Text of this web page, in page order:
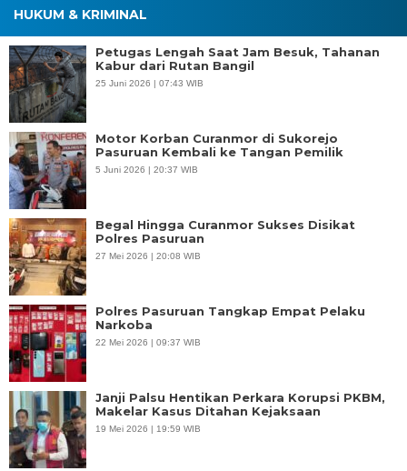
HUKUM & KRIMINAL
Petugas Lengah Saat Jam Besuk, Tahanan
Kabur dari Rutan Bangil
25 Juni 2026 | 07:43 WIB
Motor Korban Curanmor di Sukorejo
Pasuruan Kembali ke Tangan Pemilik
5 Juni 2026 | 20:37 WIB
Begal Hingga Curanmor Sukses Disikat
Polres Pasuruan
27 Mei 2026 | 20:08 WIB
Polres Pasuruan Tangkap Empat Pelaku
Narkoba
22 Mei 2026 | 09:37 WIB
Janji Palsu Hentikan Perkara Korupsi PKBM,
Makelar Kasus Ditahan Kejaksaan
19 Mei 2026 | 19:59 WIB